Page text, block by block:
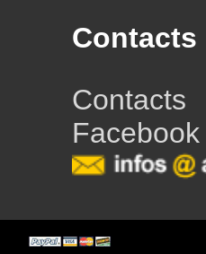
Contacts
Contacts
Facebook